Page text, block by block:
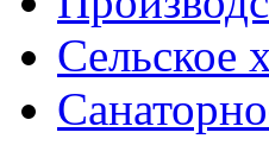
Сельское